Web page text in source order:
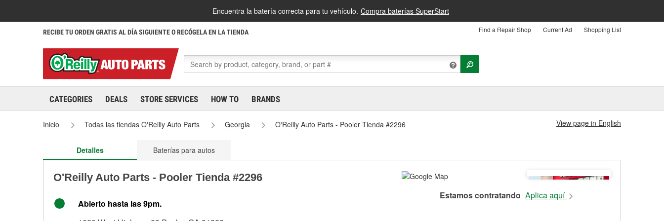
Encuentra la batería correcta para tu vehículo. Compra baterías SuperStart
RECIBE TU ORDEN GRATIS AL DÍA SIGUIENTE O RECÓGELA EN LA TIENDA Find a Repair Shop Current Ad Shopping List
CATEGORIES DEALS STORE SERVICES HOW TO BRANDS
Inicio Todas las tiendas O'Reilly Auto Parts Georgia O'Reilly Auto Parts - Pooler Tienda #2296 View page in English
Detalles Baterías para autos
O'Reilly Auto Parts - Pooler Tienda #2296
Abierto hasta las 9pm.
Estamos contratando Aplica aquí